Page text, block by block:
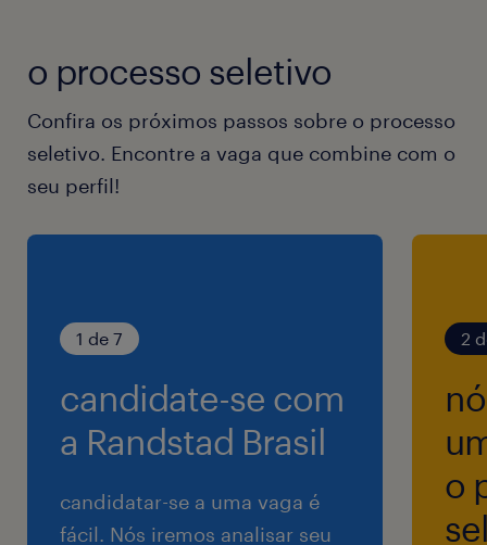
7h30 às 17h30, (com 2 horas de almoço) e
o processo seletivo
Confira os próximos passos sobre o processo
seletivo. Encontre a vaga que combine com o
seu perfil!
1 de 7
candidate-se com
a Randstad Brasil
candidatar-se a uma vaga é
fácil. Nós iremos analisar seu
2
o